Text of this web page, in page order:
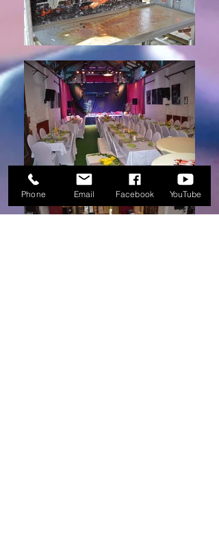
Phone Email Facebook YouTube